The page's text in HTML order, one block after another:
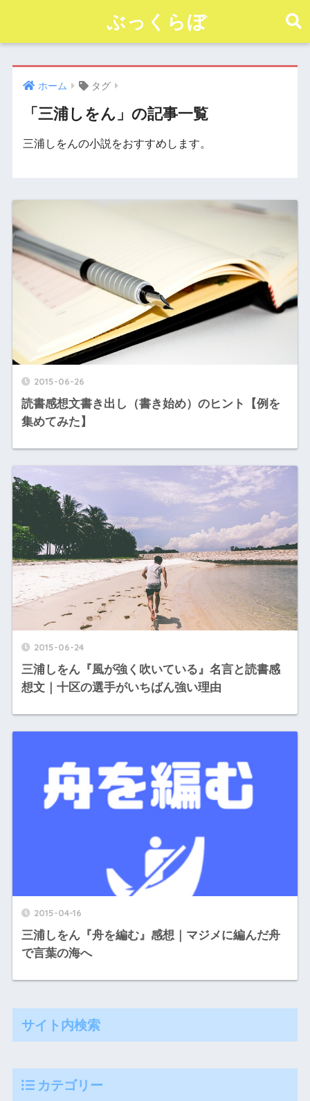
ぶっくらぼ
ホーム タグ
「三浦しをん」の記事一覧
三浦しをんの小説をおすすめします。
2015-06-26
読書感想文書き出し（書き始め）のヒント【例を
集めてみた】
2015-06-24
三浦しをん『風が強く吹いている』名言と読書感
想文｜十区の選手がいちばん強い理由
2015-04-16
三浦しをん『舟を編む』感想｜マジメに編んだ舟
で言葉の海へ
サイト内検索
カテゴリー